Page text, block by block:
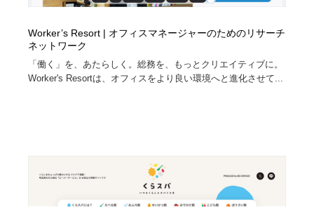
Worker’s Resort | オフィスマネージャーのためのリサーチ
ネットワーク
「働く」を、あたらしく。総務を、もっとクリエイティブに。
Worker's Resortは、オフィスをより良い環境へと進化させて...